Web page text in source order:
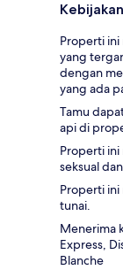
Kebijakan
Properti
yang
dengan
yang ada
Tamu
api di
Properti
seksual
Properti
tunai.
Menerima
Express,
Blanche